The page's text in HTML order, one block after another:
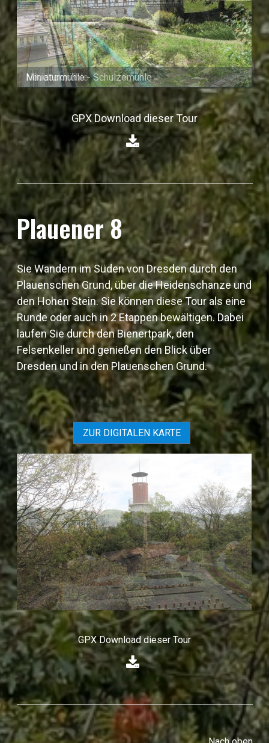
Miniaturmühle - Schulzemühle
GPX Download dieser Tour
⁣
Plauener 8
Sie Wandern im Süden von Dresden durch den
Plauenschen Grund, über die Heidenschanze und
den Hohen Stein. Sie können diese Tour als eine
Runde oder auch in 2 Etappen bewältigen. Dabei
laufen Sie durch den Bienertpark, den
Felsenkeller und genießen den Blick über
Dresden und in den Plauenschen Grund.
ZUR DIGITALEN KARTE
GPX Download dieser Tour
⁣